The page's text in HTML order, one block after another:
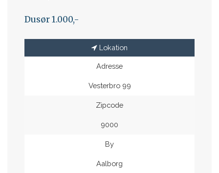
Dusør 1.000,-
Lokation
Adresse
Vesterbro 99
Zipcode
9000
By
Aalborg